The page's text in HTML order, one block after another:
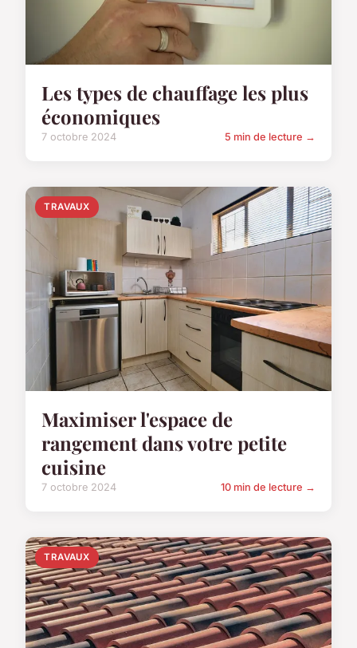
Les types de chauffage les plus
économiques
7 octobre 2024 5 min de lecture →
TRAVAUX
Maximiser l'espace de
rangement dans votre petite
cuisine
7 octobre 2024 10 min de lecture →
TRAVAUX